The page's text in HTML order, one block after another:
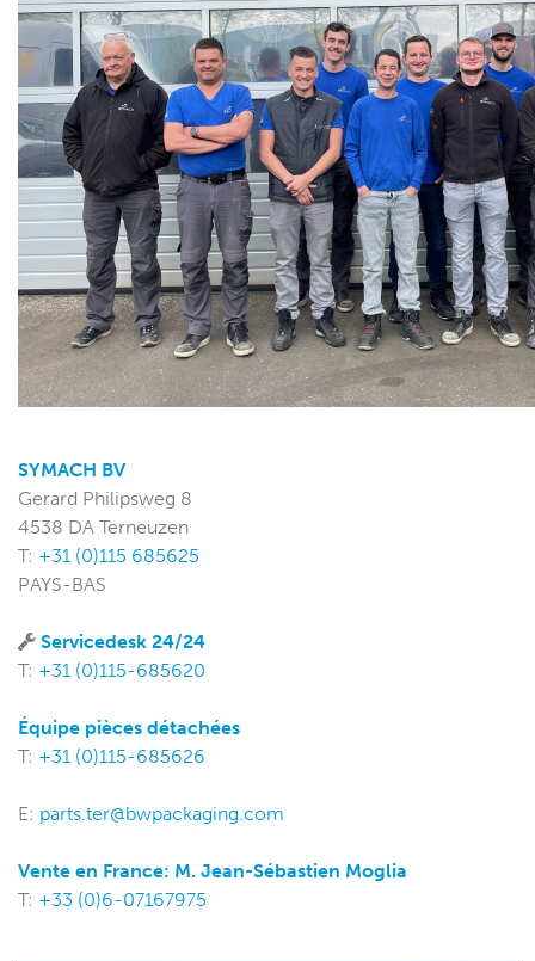
SYMACH BV
Gerard Philipsweg 8
4538 DA Terneuzen
T: +31 (0)115 685625
PAYS-BAS
Servicedesk 24/24
T: +31 (0)115-685620
Équipe pièces détachées
T: +31 (0)115-685626
E: parts.ter@bwpackaging.com
Vente en France: M. Jean-Sébastien Moglia
T: +33 (0)6-07167975